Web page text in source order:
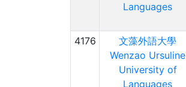
Languages
4176
文藻外語大學
Wenzao Ursuline
University of
Languages